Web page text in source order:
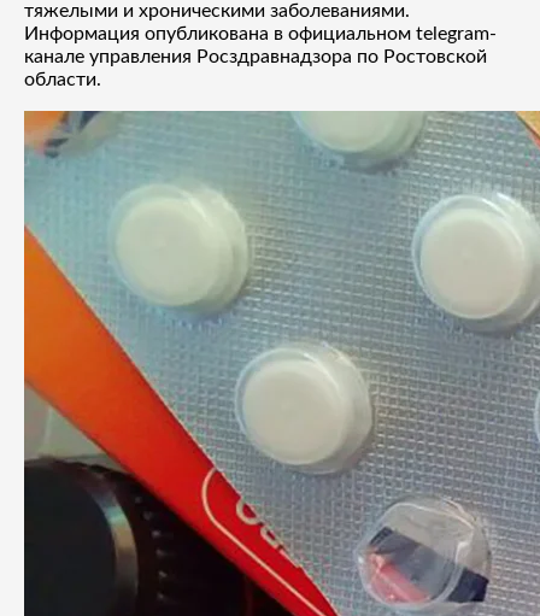
тяжелыми и хроническими заболеваниями.
Информация опубликована в официальном telegram-
канале управления Росздравнадзора по Ростовской
области.